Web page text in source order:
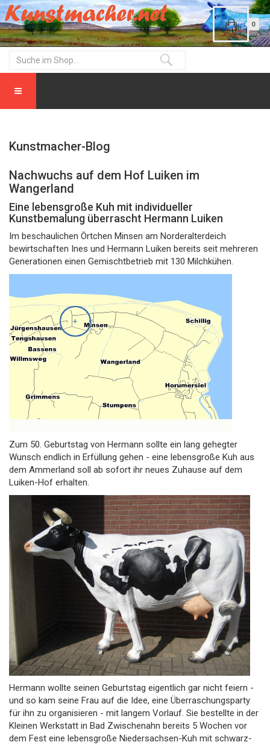
0
Kunstmacher-Blog
Nachwuchs auf dem Hof Luiken im
Wangerland
Eine lebensgroße Kuh mit individueller
Kunstbemalung überrascht Hermann Luiken
Im beschaulichen Örtchen Minsen am Norderalterdeich
bewirtschaften Ines und Hermann Luiken bereits seit mehreren
Generationen einen Gemischtbetrieb mit 130 Milchkühen.
Zum 50. Geburtstag von Hermann sollte ein lang gehegter
Wunsch endlich in Erfüllung gehen - eine lebensgroße Kuh aus
dem Ammerland soll ab sofort ihr neues Zuhause auf dem
Luiken-Hof erhalten.
Hermann wollte seinen Geburtstag eigentlich gar nicht feiern -
und so kam seine Frau auf die Idee, eine Überraschungsparty
für ihn zu organisieren - mit langem Vorlauf. Sie bestellte in der
Kleinen Werkstatt in Bad Zwischenahn bereits 5 Wochen vor
dem Fest eine lebensgroße Niedersachsen-Kuh mit schwarz-